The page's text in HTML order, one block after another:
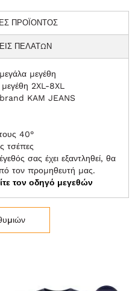
ΠΡΟΪΟΝΤΟΣ
ΠΕΛΑΤΩΝ
μεγέθη
2XL-8XL
KAM JEANS
40°
τσέπες
σας έχει εξαντληθεί, θα
τον προμηθευτή μας.
τον οδηγό μεγεθών